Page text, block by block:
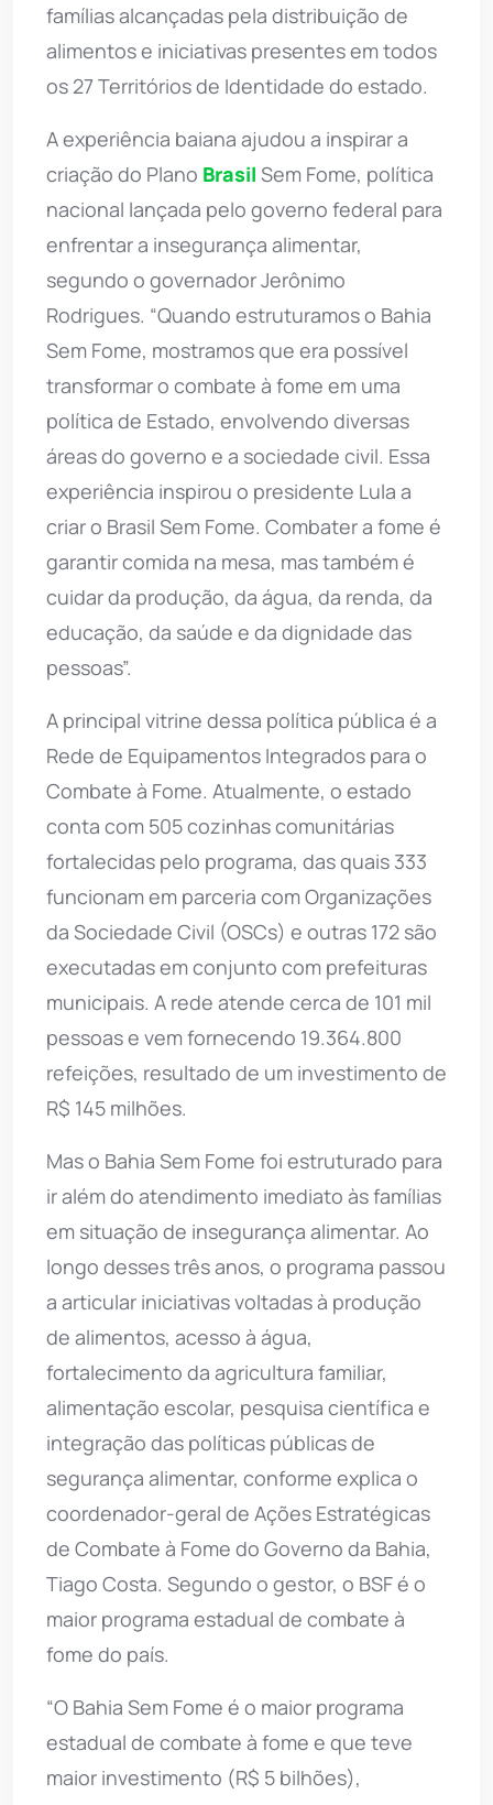
famílias alcançadas pela distribuição de
alimentos e iniciativas presentes em todos
os 27 Territórios de Identidade do estado.
A experiência baiana ajudou a inspirar a
criação do Plano Brasil Sem Fome, política
nacional lançada pelo governo federal para
enfrentar a insegurança alimentar,
segundo o governador Jerônimo
Rodrigues. “Quando estruturamos o Bahia
Sem Fome, mostramos que era possível
transformar o combate à fome em uma
política de Estado, envolvendo diversas
áreas do governo e a sociedade civil. Essa
experiência inspirou o presidente Lula a
criar o Brasil Sem Fome. Combater a fome é
garantir comida na mesa, mas também é
cuidar da produção, da água, da renda, da
educação, da saúde e da dignidade das
pessoas”.
A principal vitrine dessa política pública é a
Rede de Equipamentos Integrados para o
Combate à Fome. Atualmente, o estado
conta com 505 cozinhas comunitárias
fortalecidas pelo programa, das quais 333
funcionam em parceria com Organizações
da Sociedade Civil (OSCs) e outras 172 são
executadas em conjunto com prefeituras
municipais. A rede atende cerca de 101 mil
pessoas e vem fornecendo 19.364.800
refeições, resultado de um investimento de
R$ 145 milhões.
Mas o Bahia Sem Fome foi estruturado para
ir além do atendimento imediato às famílias
em situação de insegurança alimentar. Ao
longo desses três anos, o programa passou
a articular iniciativas voltadas à produção
de alimentos, acesso à água,
fortalecimento da agricultura familiar,
alimentação escolar, pesquisa científica e
integração das políticas públicas de
segurança alimentar, conforme explica o
coordenador-geral de Ações Estratégicas
de Combate à Fome do Governo da Bahia,
Tiago Costa. Segundo o gestor, o BSF é o
maior programa estadual de combate à
fome do país.
“O Bahia Sem Fome é o maior programa
estadual de combate à fome e que teve
maior investimento (R$ 5 bilhões),